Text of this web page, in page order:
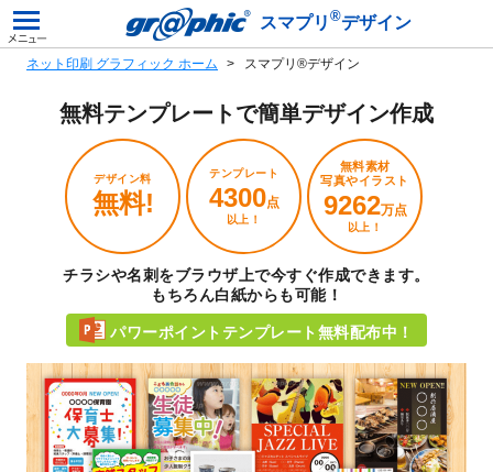
スマプリ ®デザイン
ネット印刷 グラフィック ホーム スマプリ®デザイン
無料テンプレートで簡単デザイン作成
デザイン料
無料!
テンプレート
4300点
以上！
無料素材
写真やイラスト
9262万点
以上！
チラシや名刺をブラウザ上で今すぐ作成できます。
もちろん白紙からも可能！
パワーポイントテンプレート無料配布中！